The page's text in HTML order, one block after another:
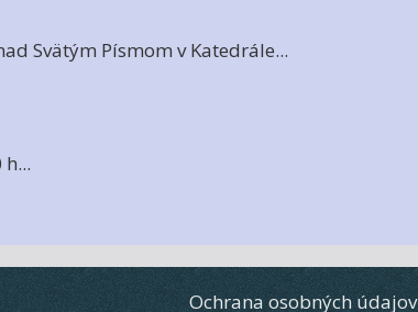
Svätým Písmom v Katedrále...
Ochrana osobných údajov